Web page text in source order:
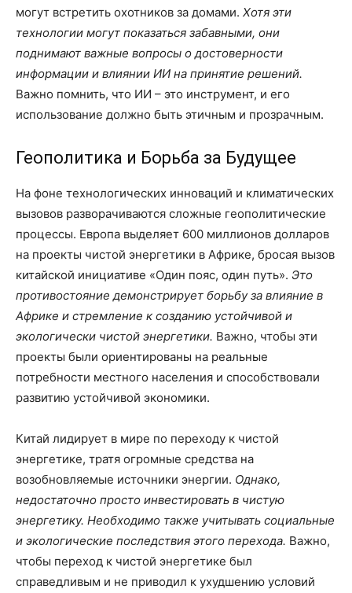
могут встретить охотников за домами. Хотя эти
технологии могут показаться забавными, они
поднимают важные вопросы о достоверности
информации и влиянии ИИ на принятие решений.
Важно помнить, что ИИ – это инструмент, и его
использование должно быть этичным и прозрачным.
Геополитика и Борьба за Будущее
На фоне технологических инноваций и климатических
вызовов разворачиваются сложные геополитические
процессы. Европа выделяет 600 миллионов долларов
на проекты чистой энергетики в Африке, бросая вызов
китайской инициативе «Один пояс, один путь». Это
противостояние демонстрирует борьбу за влияние в
Африке и стремление к созданию устойчивой и
экологически чистой энергетики. Важно, чтобы эти
проекты были ориентированы на реальные
потребности местного населения и способствовали
развитию устойчивой экономики.
Китай лидирует в мире по переходу к чистой
энергетике, тратя огромные средства на
возобновляемые источники энергии. Однако,
недостаточно просто инвестировать в чистую
энергетику. Необходимо также учитывать социальные
и экологические последствия этого перехода. Важно,
чтобы переход к чистой энергетике был
справедливым и не приводил к ухудшению условий